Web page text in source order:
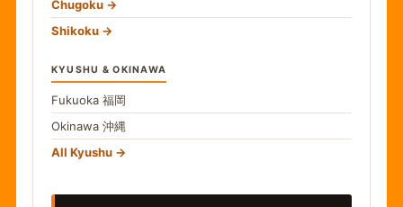
Chugoku
Shikoku
KYUSHU & OKINAWA
Fukuoka 福岡
Okinawa 沖縄
All Kyushu